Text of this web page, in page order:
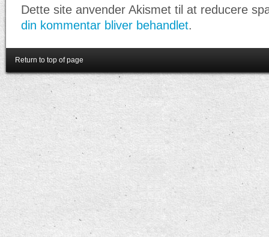
Dette site anvender Akismet til at reducere
din kommentar bliver behandlet.
Return to top of page